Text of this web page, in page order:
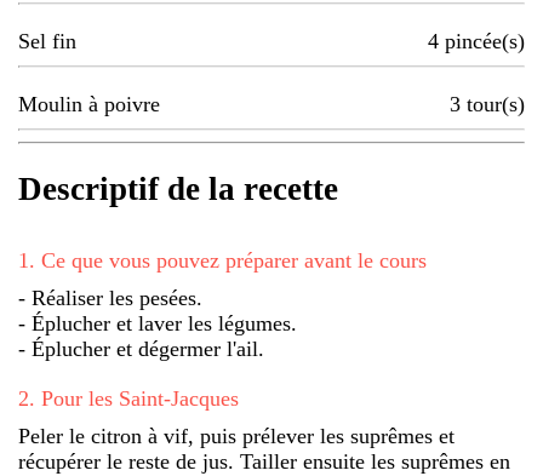
Sel fin 4 pincée(s)
Moulin à poivre 3 tour(s)
Descriptif de la recette
1 . Ce que vous pouvez préparer avant le cours
- Réaliser les pesées.
- Éplucher et laver les légumes.
- Éplucher et dégermer l'ail.
2. Pour les Saint-Jacques
Peler le citron à vif, puis prélever les suprêmes et
récupérer le reste de jus. Tailler ensuite les suprêmes en